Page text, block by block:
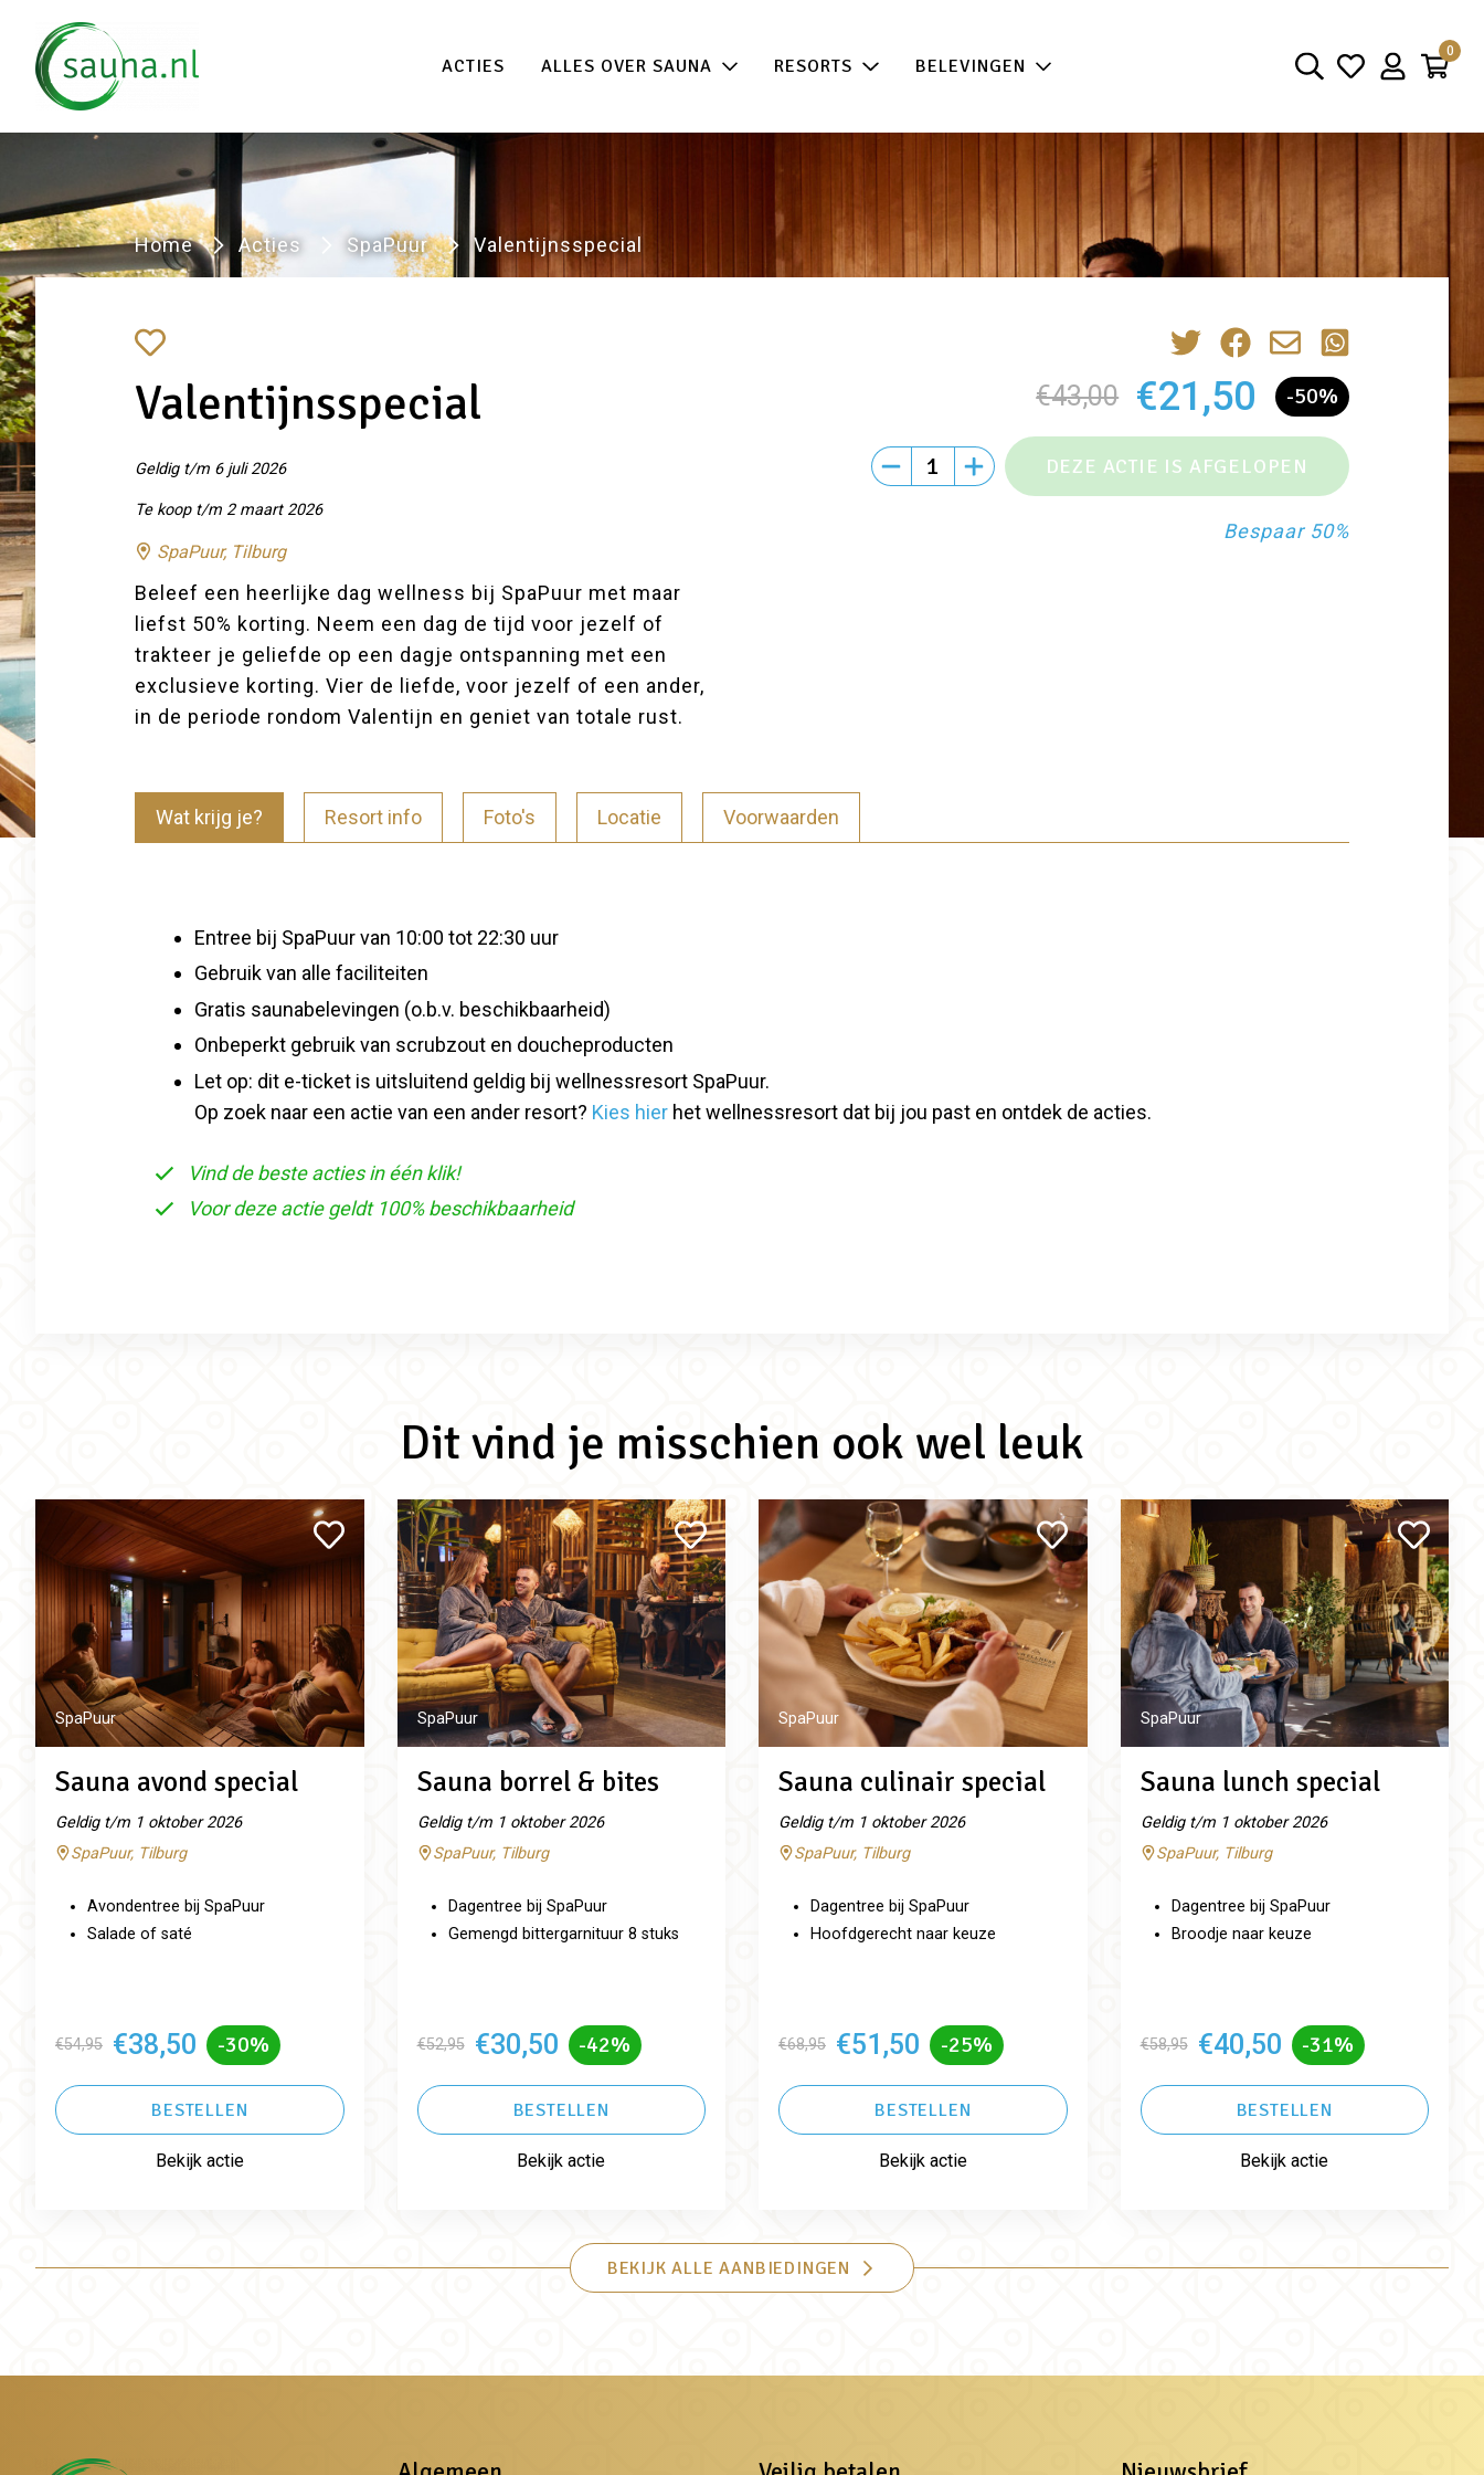
ACTIES ALLES OVER SAUNA RESORTS BELEVINGEN
0
Home Acties SpaPuur Valentijnsspecial
Valentijnsspecial
Geldig t/m 6 juli 2026
Te koop t/m 2 maart 2026
SpaPuur, Tilburg
Beleef een heerlijke dag wellness bij SpaPuur met maar
liefst 50% korting. Neem een dag de tijd voor jezelf of
trakteer je geliefde op een dagje ontspanning met een
exclusieve korting. Vier de liefde, voor jezelf of een ander,
in de periode rondom Valentijn en geniet van totale rust.
€43,00 €21,50 -50%
Bespaar 50%
Wat krijg je? Resort info Foto's Locatie Voorwaarden
Entree bij SpaPuur van 10:00 tot 22:30 uur
Gebruik van alle faciliteiten
Gratis saunabelevingen (o.b.v. beschikbaarheid)
Onbeperkt gebruik van scrubzout en doucheproducten
Let op: dit e-ticket is uitsluitend geldig bij wellnessresort SpaPuur.
Op zoek naar een actie van een ander resort? Kies hier het wellnessresort dat bij jou past en ontdek de acties.
Vind de beste acties in één klik!
Voor deze actie geldt 100% beschikbaarheid
Dit vind je misschien ook wel leuk
SpaPuur
Sauna avond special
Geldig t/m 1 oktober 2026
SpaPuur, Tilburg
Avondentree bij SpaPuur
Salade of saté
€54,95 €38,50 -30%
BESTELLEN
Bekijk actie
SpaPuur
Sauna borrel & bites
Geldig t/m 1 oktober 2026
SpaPuur, Tilburg
Dagentree bij SpaPuur
Gemengd bittergarnituur 8 stuks
€52,95 €30,50 -42%
BESTELLEN
Bekijk actie
SpaPuur
Sauna culinair special
Geldig t/m 1 oktober 2026
SpaPuur, Tilburg
Dagentree bij SpaPuur
Hoofdgerecht naar keuze
€68,95 €51,50 -25%
BESTELLEN
Bekijk actie
SpaPuur
Sauna lunch special
Geldig t/m 1 oktober 2026
SpaPuur, Tilburg
Dagentree bij SpaPuur
Broodje naar keuze
€58,95 €40,50 -31%
BESTELLEN
Bekijk actie
BEKIJK ALLE AANBIEDINGEN